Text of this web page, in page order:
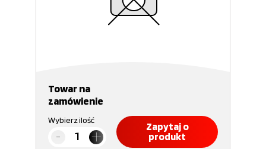
Towar na
zamówienie
Wybierz ilość
Zapytaj o
produkt